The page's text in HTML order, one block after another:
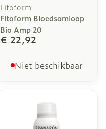
Fitoform
Fitoform Bloedsomloop
Bio Amp 20
€ 22,92
Niet beschikbaar